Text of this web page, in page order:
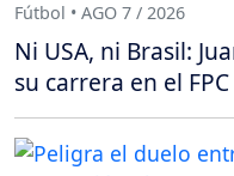
Fútbol • AGO 7 / 2026
Ni USA, ni Brasil:
su carrera en el FPC